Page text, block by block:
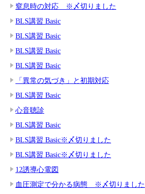
窒息時の対応 ※〆切りました
BLS講習 Basic
BLS講習 Basic
BLS講習 Basic
BLS講習 Basic
「異常の気づき」と初期対応
BLS講習 Basic
心音聴診
BLS講習 Basic
BLS講習 Basic※〆切りました
BLS講習 Basic※〆切りました
12誘導心電図
血圧測定で分かる病態 ※〆切りました